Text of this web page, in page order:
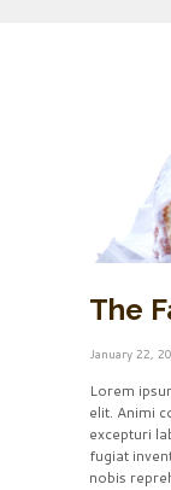
The
January 22,
Lorem
elit. Animi
excepturi
fugiat
nobis